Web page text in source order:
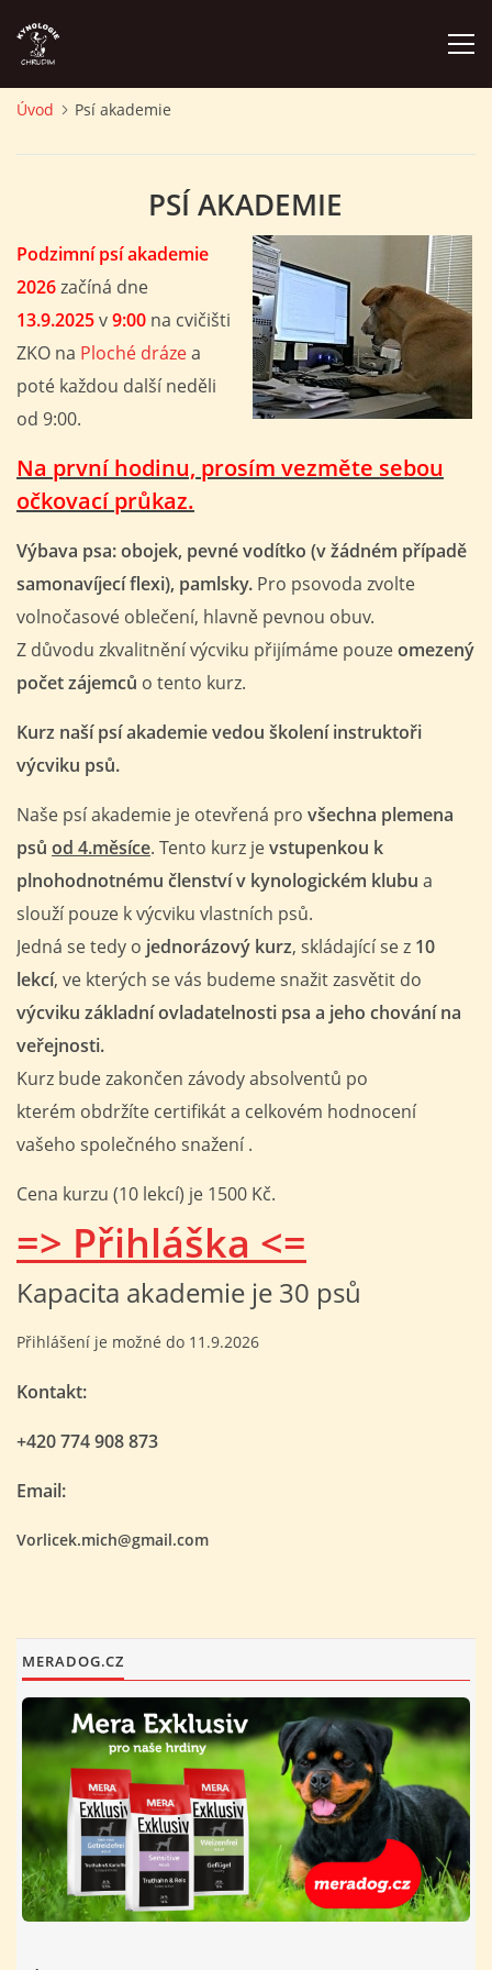
ZÁVODY A PROPOZICE
PŘÍSPĚVKY A POPLATKY
KONTAKTY KK
AVZO TSČ ČR CHRUDIM P.S.
VÝBOR KK
© 2026 eStránky.cz | Tisk|Nahoru ↑
Úvod Psí akademie
PSÍ AKADEMIE
Podzimní psí akademie
2026začíná dne
13.9.2025v9:00 na cvičišti
ZKO na Ploché drázea
poté každou další neděli
od 9:00.
Na první hodinu, prosím vezměte sebou
očkovací průkaz.
Výbava psa: obojek, pevné vodítko (v žádném případě
samonavíjecí flexi), pamlsky. Pro psovoda zvolte
volnočasové oblečení, hlavně pevnou obuv.
Z důvodu zkvalitnění výcviku přijímáme pouzeomezený
počet zájemců o tento kurz.
Kurz naší psí akademie vedou školení instruktoři
výcviku psů.
Naše psí akademie je otevřená pro všechna plemena
psů od 4.měsíce. Tento kurz jevstupenkou k
plnohodnotnému členství v kynologickém klubu a
slouží pouze k výcviku vlastních psů.
Jedná se tedy o jednorázový kurz, skládající se z 10
lekcí, ve kterých se vás budeme snažit zasvětit do
výcviku základní ovladatelnosti psa a jeho chování na
veřejnosti.
Kurz bude zakončen závody absolventů po
kterém obdržíte certifikát a celkovém hodnocení
vašeho společného snažení .
Cena kurzu (10 lekcí) je 1500 Kč.
=> Přihláška <=
Kapacita akademie je 30 psů
Přihlášení je možné do 11.9.2026
Kontakt:
+420 774 908 873
Email:
Vorlicek.mich@gmail.com
MERADOG.CZ